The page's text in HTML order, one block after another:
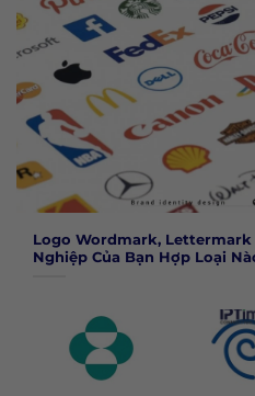
Logo Wordmark, Lettermark
Nghiệp Của Bạn Hợp Loại